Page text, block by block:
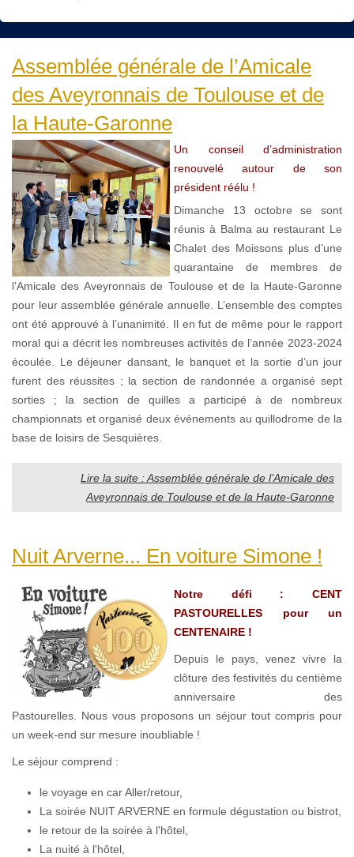
Assemblée générale de l’Amicale
des Aveyronnais de Toulouse et de
la Haute-Garonne
Un conseil d’administration
renouvelé autour de son
président réélu !
Dimanche 13 octobre se sont
réunis à Balma au restaurant Le
Chalet des Moissons plus d’une
quarantaine de membres de
l’Amicale des Aveyronnais de Toulouse et de la Haute-Garonne
pour leur assemblée générale annuelle. L’ensemble des comptes
ont été approuvé à l’unanimité. Il en fut de même pour le rapport
moral qui a décrit les nombreuses activités de l’année 2023-2024
écoulée. Le déjeuner dansant, le banquet et la sortie d’un jour
furent des réussites ; la section de randonnée a organisé sept
sorties ; la section de quilles a participé à de nombreux
championnats et organisé deux événements au quillodrome de la
base de loisirs de Sesquières.
Lire la suite : Assemblée générale de l’Amicale des
Aveyronnais de Toulouse et de la Haute-Garonne
Nuit Arverne... En voiture Simone !
Notre défi : CENT
PASTOURELLES pour un
CENTENAIRE !
Depuis le pays, venez vivre la
clôture des festivités du centième
anniversaire des
Pastourelles. Nous vous proposons un séjour tout compris pour
un week-end sur mesure inoubliable !
Le séjour comprend :
le voyage en car Aller/retour,
La soirée NUIT ARVERNE en formule dégustation ou bistrot,
le retour de la soirée à l'hôtel,
La nuité à l'hôtel,